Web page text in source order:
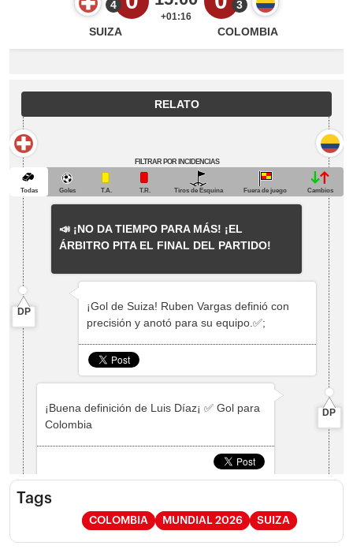
Tags
COLOMBIA MUNDIAL 2026 SUIZA